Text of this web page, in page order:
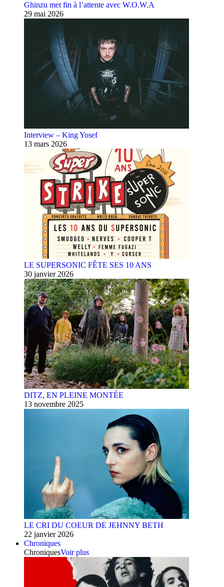
Ghinzu met fin à l’attente avec W.O.W.A
29 mai 2026
Interview – King Yosef
13 mars 2026
LE SUPERSONIC FÊTE SES 10 ANS
30 janvier 2026
DITZ, EN PLEINE MONTÉE
13 novembre 2025
LE CRI DU COEUR DE JEHNNY BETH
22 janvier 2026
Chroniques
ChroniquesVoir plus